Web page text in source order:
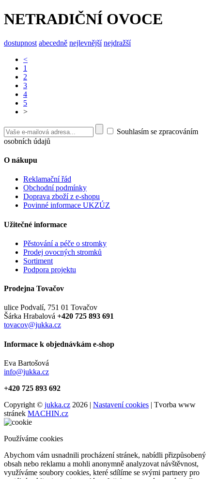
NETRADIČNÍ OVOCE
dostupnost abecedně nejlevnější nejdražší
<
1
2
3
4
5
>
Souhlasím se zpracováním
osobních údajů
O nákupu
Reklamační řád
Obchodní podmínky
Doprava zboží z e-shopu
Povinné informace UKZÚZ
Užitečné informace
Pěstování a péče o stromky
Prodej ovocných stromků
Sortiment
Podpora projektu
Prodejna Tovačov
ulice Podvalí, 751 01 Tovačov
Šárka Hrabalová +420 725 893 691
tovacov@jukka.cz
Informace k objednávkám e-shop
Eva Bartošová
info@jukka.cz
+420 725 893 692
Copyright © jukka.cz 2026 | Nastavení cookies | Tvorba www
stránek MACHIN.cz
Používáme cookies
Abychom vám usnadnili procházení stránek, nabídli přizpůsobený
obsah nebo reklamu a mohli anonymně analyzovat návštěvnost,
využíváme soubory cookies, které sdílíme se svými partnery pro